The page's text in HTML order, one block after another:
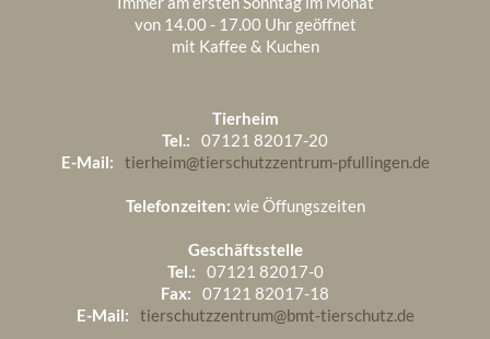
von 14.00 - 17.00 Uhr geöffnet
mit Kaffee & Kuchen
Tierheim
Tel.:
07121 82017-20
E-Mail:
tierheim@tierschutzzentrum-pfullingen.de
Telefonzeiten: wie Öffungszeiten
Geschäftsstelle
Tel.:
07121 82017-0
Fax:
07121 82017-18
E-Mail:
tierschutzzentrum@bmt-tierschutz.de